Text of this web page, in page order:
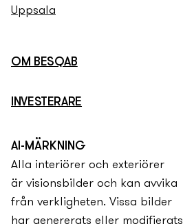
Uppsala
OM BESQAB
INVESTERARE
AI-MÄRKNING
Alla interiörer och exteriörer
är visionsbilder och kan avvika
från verkligheten. Vissa bilder
har genererats eller modifierats